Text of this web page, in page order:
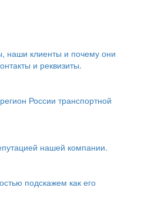
наши клиенты и почему они
и реквизиты.
России транспортной
нашей компании.
подскажем как его